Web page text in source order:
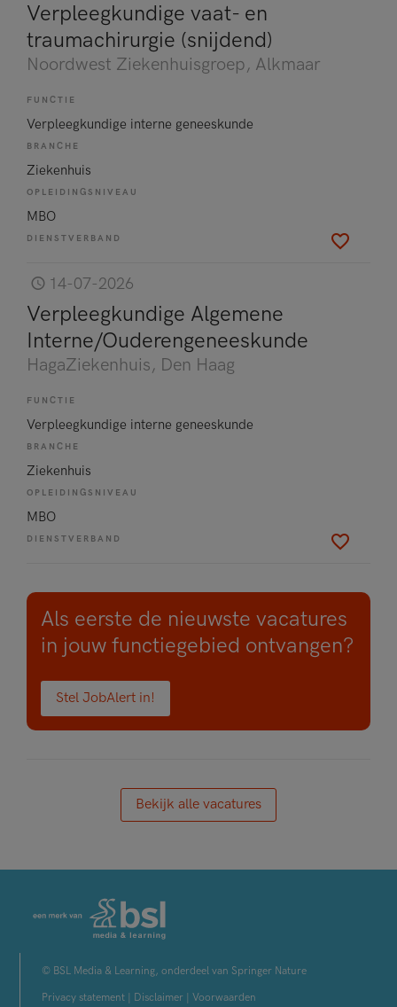
Verpleegkundige vaat- en
traumachirurgie (snijdend)
Noordwest Ziekenhuisgroep, Alkmaar
FUNCTIE
Verpleegkundige interne geneeskunde
BRANCHE
Ziekenhuis
OPLEIDINGSNIVEAU
MBO
DIENSTVERBAND
14-07-2026
Verpleegkundige Algemene
Interne/Ouderengeneeskunde
HagaZiekenhuis, Den Haag
FUNCTIE
Verpleegkundige interne geneeskunde
BRANCHE
Ziekenhuis
OPLEIDINGSNIVEAU
MBO
DIENSTVERBAND
Als eerste de nieuwste vacatures
in jouw functiegebied ontvangen?
Stel JobAlert in!
Bekijk alle vacatures
© BSL Media & Learning, onderdeel van Springer Nature
Privacy statement
Disclaimer Voorwaarden